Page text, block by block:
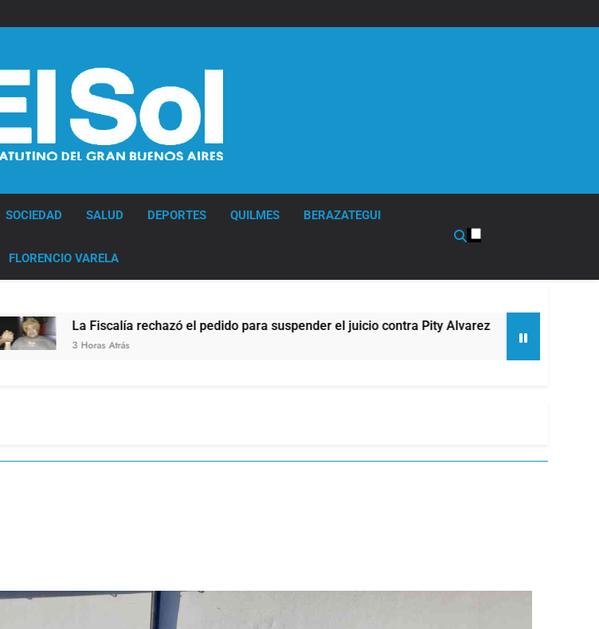
SOCIEDAD SALUD DEPORTES QUILMES BERAZATEGUI
FLORENCIO VARELA
rechazó el pedido para suspender el juicio contra Pity Alvarez
Atrás
67 barrios full LED
4 Horas Atrás